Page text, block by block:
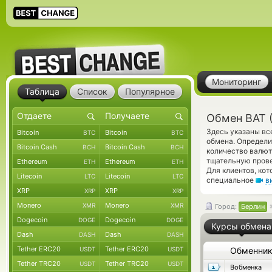
Мониторинг
Обмен BAT
Здесь указаны
обмена.
количество
тщательную
Для клиентов,
специальное
Город: Берлин
Курсы обмена
Обменник
Вобменка
Таблица Список Популярное
Bitcoin BTC Bitcoin BTC
Bitcoin Cash BCH Bitcoin Cash BCH
Ethereum ETH Ethereum ETH
Litecoin LTC Litecoin LTC
XRP XRP XRP XRP
Monero XMR Monero XMR
Dogecoin DOGE Dogecoin DOGE
Dash DASH Dash DASH
Tether ERC20 USDT Tether ERC20 USDT
Tether TRC20 USDT Tether TRC20 USDT